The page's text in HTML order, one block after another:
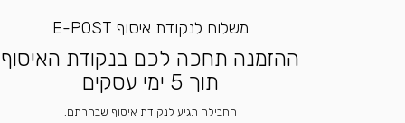
משלוח לנקודת איסוף E-POST
ההזמנה תחכה לכם בנקודת האיסוף
תוך 5 ימי עסקים
החבילה תגיע לנקודת איסוף שבחרתם.